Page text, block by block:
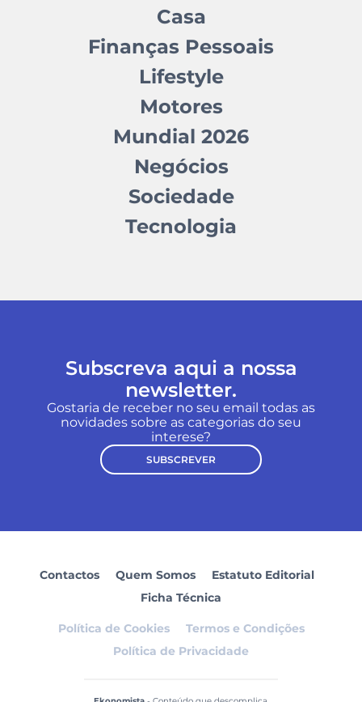
Casa
Finanças Pessoais
Lifestyle
Motores
Mundial 2026
Negócios
Sociedade
Tecnologia
Subscreva aqui a nossa
newsletter.
Gostaria de receber no seu email todas as
novidades sobre as categorias do seu
interese?
SUBSCREVER
Contactos Quem Somos
Estatuto Editorial
Ficha Técnica
Política de Cookies
Termos e Condições
Política de Privacidade